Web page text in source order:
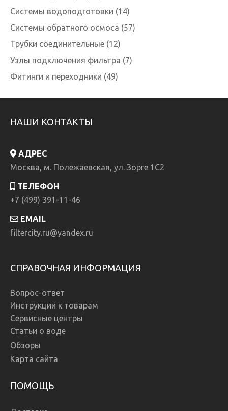
Системы водоподготовки (14)
Системы обратного осмоса (57)
Трубки соединительные (12)
Узлы подключения фильтра (7)
Фитинги и переходники (49)
НАШИ КОНТАКТЫ
АДРЕС
Москва, м. Полежаевская, ул. Зорге 1C2
ТЕЛЕФОН
+7 (499) 391-11-46
EMAIL
filtercity.ru@yandex.ru
СПРАВОЧНАЯ ИНФОРМАЦИЯ
Вопрос-ответ
Инструкции к товарам
Сервисные центры
Статьи о воде
Обзоры
Карта сайта
ПОМОЩЬ